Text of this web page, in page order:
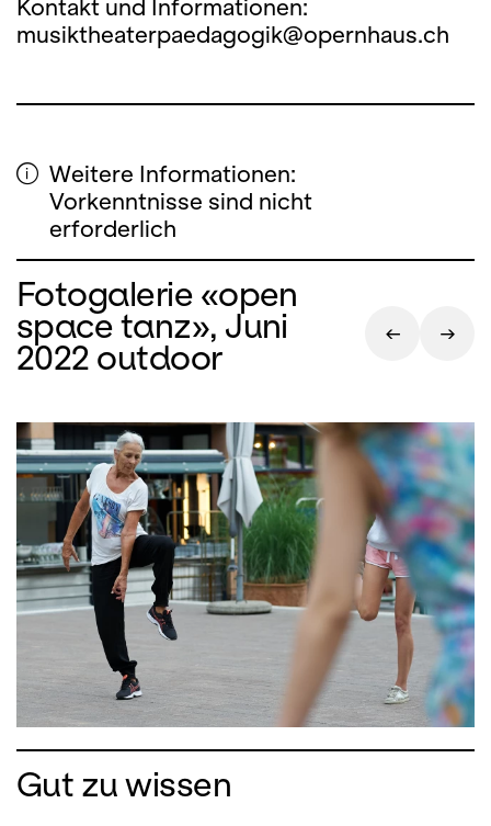
Kontakt und Informationen:
musiktheaterpaedagogik@opernhaus.ch
Weitere Informationen:
Vorkenntnisse sind nicht
erforderlich
Fotogalerie «open
space tanz», Juni
2022 outdoor
Gut zu wissen